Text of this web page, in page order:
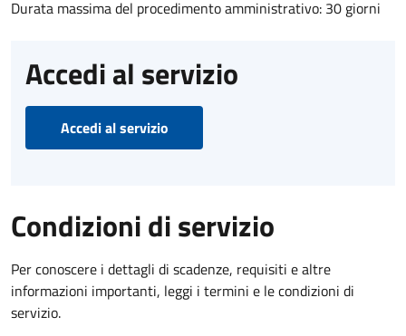
Durata massima del procedimento amministrativo: 30 giorni
Accedi al servizio
Accedi al servizio
Condizioni di servizio
Per conoscere i dettagli di scadenze, requisiti e altre
informazioni importanti, leggi i termini e le condizioni di
servizio.